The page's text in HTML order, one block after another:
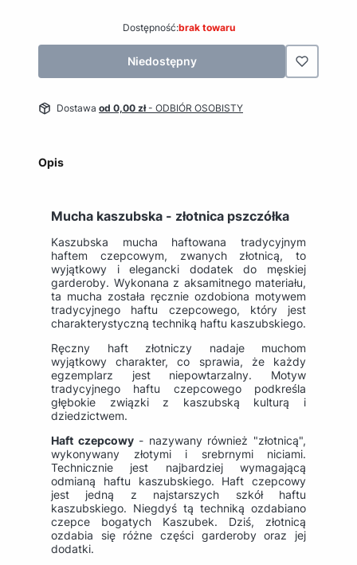
Dostępność:brak towaru
Niedostępny
Dostawa od 0,00 zł- ODBIÓR OSOBISTY
Opis
Mucha kaszubska - złotnica pszczółka
Kaszubska mucha haftowana tradycyjnym
haftem czepcowym, zwanych złotnicą, to
wyjątkowy i elegancki dodatek do męskiej
garderoby. Wykonana z aksamitnego materiału,
ta mucha została ręcznie ozdobiona motywem
tradycyjnego haftu czepcowego, który jest
charakterystyczną techniką haftu kaszubskiego.
Ręczny haft złotniczy nadaje muchom
wyjątkowy charakter, co sprawia, że każdy
egzemplarz jest niepowtarzalny. Motyw
tradycyjnego haftu czepcowego podkreśla
głębokie związki z kaszubską kulturą i
dziedzictwem.
Haft czepcowy- nazywany również "złotnicą",
wykonywany złotymi i srebrnymi niciami.
Technicznie jest najbardziej wymagającą
odmianą haftu kaszubskiego. Haft czepcowy
jest jedną z najstarszych szkół haftu
kaszubskiego. Niegdyś tą techniką ozdabiano
czepce bogatych Kaszubek. Dziś, złotnicą
ozdabia się różne części garderoby oraz jej
dodatki.